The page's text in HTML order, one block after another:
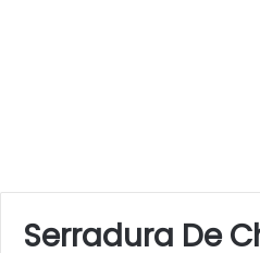
Serradura De